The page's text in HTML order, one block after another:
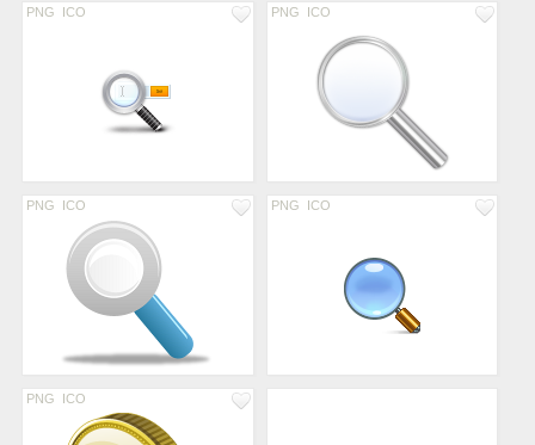
PNG ICO PNG ICO
PNG ICO PNG ICO
PNG ICO